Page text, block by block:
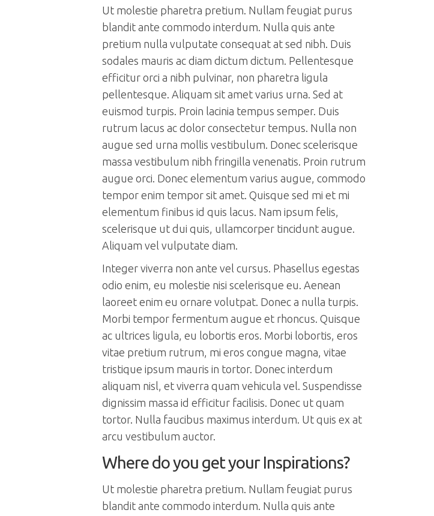
Ut molestie pharetra pretium. Nullam feugiat purus
blandit ante commodo interdum. Nulla quis ante
pretium nulla vulputate consequat at sed nibh. Duis
sodales mauris ac diam dictum dictum. Pellentesque
efficitur orci a nibh pulvinar, non pharetra ligula
pellentesque. Aliquam sit amet varius urna. Sed at
euismod turpis. Proin lacinia tempus semper. Duis
rutrum lacus ac dolor consectetur tempus. Nulla non
augue sed urna mollis vestibulum. Donec scelerisque
massa vestibulum nibh fringilla venenatis. Proin rutrum
augue orci. Donec elementum varius augue, commodo
tempor enim tempor sit amet. Quisque sed mi et mi
elementum finibus id quis lacus. Nam ipsum felis,
scelerisque ut dui quis, ullamcorper tincidunt augue.
Aliquam vel vulputate diam.
Integer viverra non ante vel cursus. Phasellus egestas
odio enim, eu molestie nisi scelerisque eu. Aenean
laoreet enim eu ornare volutpat. Donec a nulla turpis.
Morbi tempor fermentum augue et rhoncus. Quisque
ac ultrices ligula, eu lobortis eros. Morbi lobortis, eros
vitae pretium rutrum, mi eros congue magna, vitae
tristique ipsum mauris in tortor. Donec interdum
aliquam nisl, et viverra quam vehicula vel. Suspendisse
dignissim massa id efficitur facilisis. Donec ut quam
tortor. Nulla faucibus maximus interdum. Ut quis ex at
arcu vestibulum auctor.
Where do you get your Inspirations?
Ut molestie pharetra pretium. Nullam feugiat purus
blandit ante commodo interdum. Nulla quis ante